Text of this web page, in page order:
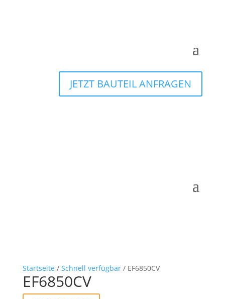
JETZT BAUTEIL ANFRAGEN
Startseite / Schnell verfügbar/ EF6850CV
EF6850CV